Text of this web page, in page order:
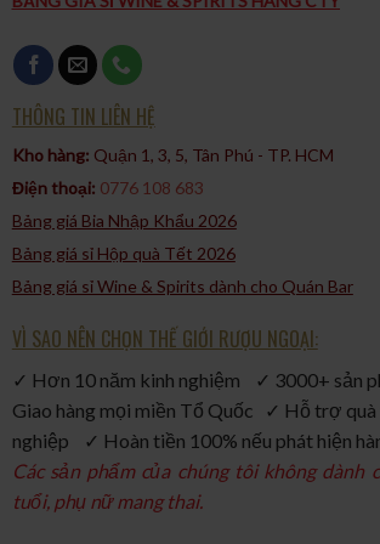
THÔNG TIN LIÊN HỆ
Kho hàng: Quận 1, 3, 5, Tân Phú - TP. HCM​
Điện thoại: 0776 108 683
Bảng giá Bia Nhập Khẩu 2026
Bảng giá sỉ Hộp quà Tết 2026
Bảng giá sỉ Wine & Spirits dành cho Quán Bar
VÌ SAO NÊN CHỌN THẾ GIỚI RƯỢU NGOẠI:
✓ Hơn 10 năm kinh nghiệm ✓ 3000+ sản
Giao hàng mọi miền Tổ Quốc ✓ Hỗ trợ quà
nghiệp ✓ Hoàn tiền 100% nếu phát hiện
Các sản phẩm của chúng tôi không dành
tuổi, phụ nữ mang thai.